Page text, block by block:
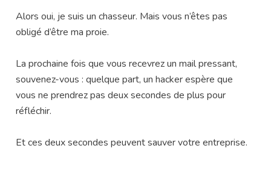
Alors oui, je suis un chasseur. Mais vous n’êtes pas
obligé d’être ma proie.
La prochaine fois que vous recevrez un mail pressant,
souvenez-vous : quelque part, un hacker espère que
vous ne prendrez pas deux secondes de plus pour
réfléchir.
Et ces deux secondes peuvent sauver votre entreprise.